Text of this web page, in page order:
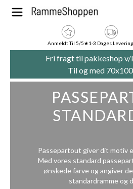
Skip to Content
Anmeldt Til 5/5★1-3 Dages Levering
Fri fragt til pakkeshop v/
Til og med
Passepartout giver dit motiv
Med vores standard
ønskede farve og angiver
standardramme og